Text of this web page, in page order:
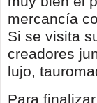
mercancía
Si se visita
creadores
lujo,
Para